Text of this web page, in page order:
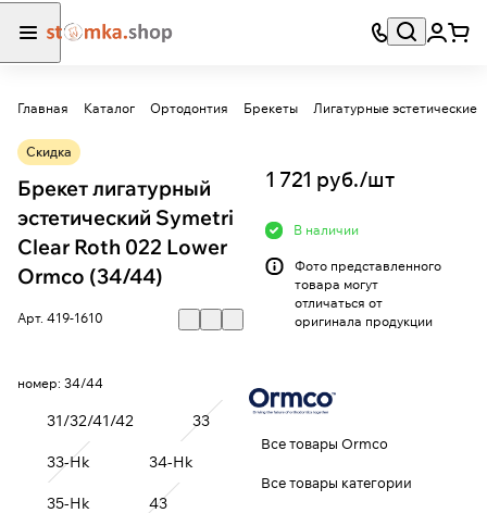
Главная Каталог Ортодонтия Брекеты Лигатурные эстетические
Скидка
Брекет лигатурный
эстетический Symetri
Clear Roth 022 Lower
Ormco (34/44)
Арт. 419-1610
номер: 34/44
31/32/41/42 33
33-Hk 34-Hk
35-Hk 43
1 721 руб./шт
В наличии
Фото представленного
товара могут
отличаться от
оригинала продукции
Все товары Ormco
Все товары категории